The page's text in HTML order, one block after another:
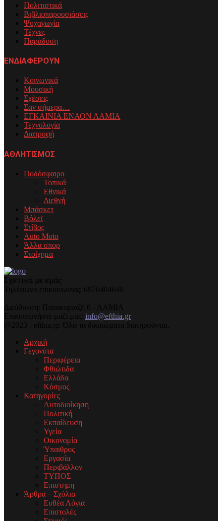
Πολιτιστικά
Βιβλιοπαρουσιάσεις
Ψυχαγωγία
Τέχνες
Παράδοση
ΕΝΔΙΑΦΕΡΟΥΝ
Κοινωνικά
Μουσική
Σχέσεις
Σαν σήμερα…
ΕΓΚΑΙΝΙΑ ΕΝΑΟΝ ΛΑΜΙΑ
Τεχνολογία
Διατροφή
ΑΘΛΗΤΙΣΜΟΣ
Ποδόσφαιρο
Τοπικά
Εθνικά
Διεθνή
Μπάσκετ
Βόλεϊ
Στίβος
Auto Moto
Άλλα σπορ
Στοίχημα
Σχετικά με εμάς
Τηλέφωνo επικοινωνίας: 6976404646
Διεύθυνση: Παπακυριαζή 6 - ΛΑΜΙΑ
Επικοινωνήστε μαζί μας: info@efthia.gr
@2023 - efthia.gr. Όλα τα δικαιώματα διατηρούνται.
Αρχική
Γεγονότα
Περιφέρεια
Φθιώτιδα
Ελλάδα
Κόσμος
Κατηγορίες
Αυτοδιοίκηση
Πολιτική
Εκπαίδευση
Υγεία
Οικονομία
Ύπαιθρος
Εργασία
Περιβάλλον
ΤΥΠΟΣ
Επιστημη
Άρθρα – Σχόλια
Ευθέα Λόγια
Επιστολές